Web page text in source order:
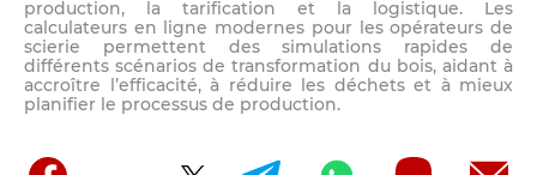
production, la tarification et la logistique. Les
calculateurs en ligne modernes pour les opérateurs de
scierie permettent des simulations rapides de
différents scénarios de transformation du bois, aidant à
accroître l’efficacité, à réduire les déchets et à mieux
planifier le processus de production.